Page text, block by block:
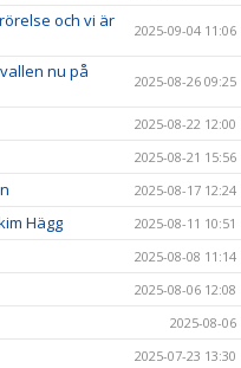
och vi är
2025-09-04 11:06
nu på
2025-08-26 09:25
2025-08-22 12:00
2025-08-21 15:56
2025-08-17 12:24
Hägg 2025-08-11 10:51
2025-08-08 11:14
2025-08-06 12:08
2025-08-06
2025-07-23 13:30